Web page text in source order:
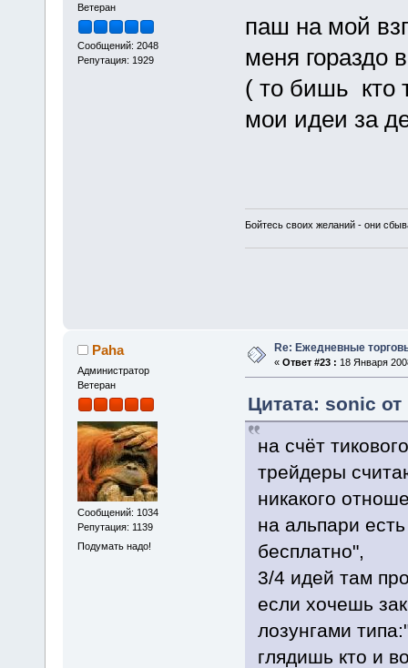
Ветеран
Сообщений: 2048
Репутация: 1929
паш на мой
меня гораздо
( то бишь кто
мои идеи за
Бойтесь своих желаний - они
Paha
Администратор
Ветеран
Сообщений: 1034
Репутация: 1139
Подумать надо!
Re: Ежедневные
« Ответ #23 : 18 Января
Цитата: sonic
на счёт
трейдеры
никакого
на альпари
бесплатно",
3/4 идей там
если хочешь
лозунгами
глядишь кто и